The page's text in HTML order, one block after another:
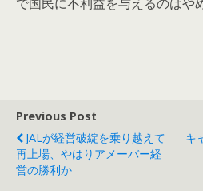
Previous Post
JALが経営破綻を乗り越えて
再上場、やはりアメーバー経
営の勝利か
キ